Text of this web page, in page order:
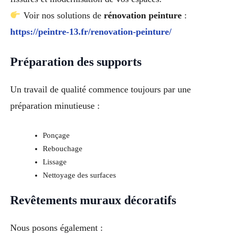
Voir nos solutions de rénovation peinture:
https://peintre-13.fr/renovation-peinture/
Préparation des supports
Un travail de qualité commence toujours par une
préparation minutieuse :
Ponçage
Rebouchage
Lissage
Nettoyage des surfaces
Revêtements muraux décoratifs
Nous posons également :